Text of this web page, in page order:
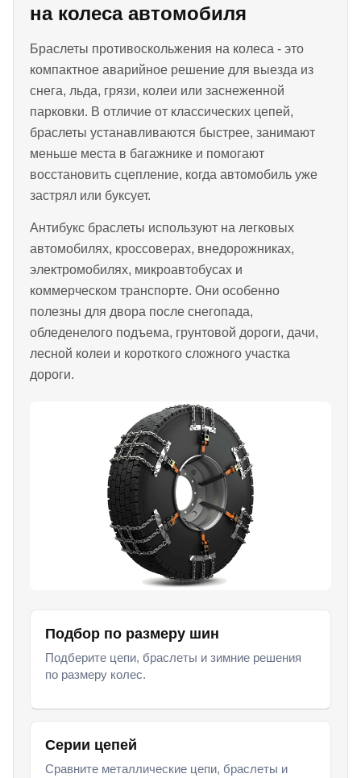
на колеса автомобиля
Браслеты противоскольжения на колеса - это
компактное аварийное решение для выезда из
снега, льда, грязи, колеи или заснеженной
парковки. В отличие от классических цепей,
браслеты устанавливаются быстрее, занимают
меньше места в багажнике и помогают
восстановить сцепление, когда автомобиль уже
застрял или буксует.
Антибукс браслеты используют на легковых
автомобилях, кроссоверах, внедорожниках,
электромобилях, микроавтобусах и
коммерческом транспорте. Они особенно
полезны для двора после снегопада,
обледенелого подъема, грунтовой дороги, дачи,
лесной колеи и короткого сложного участка
дороги.
Подбор по размеру шин
Подберите цепи, браслеты и зимние решения
по размеру колес.
Серии цепей
Сравните металлические цепи, браслеты и